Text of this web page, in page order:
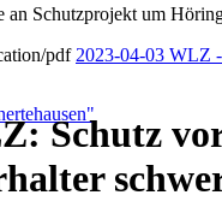
an Schutzprojekt um
2023-04-03 WLZ
Schutz